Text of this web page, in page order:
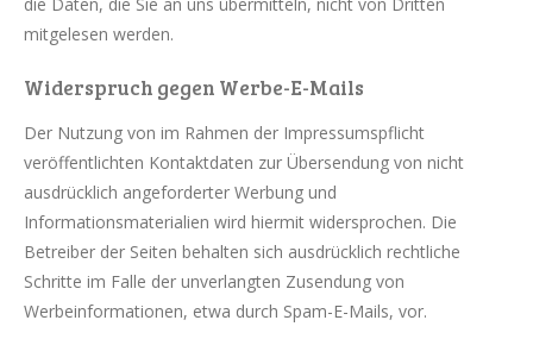
mitgelesen werden.
Widerspruch gegen Werbe-E-Mails
Der Nutzung von im Rahmen der Impressumspflicht
veröffentlichten Kontaktdaten zur Übersendung von nicht
ausdrücklich angeforderter Werbung und
Informationsmaterialien wird hiermit widersprochen. Die
Betreiber der Seiten behalten sich ausdrücklich rechtliche
Schritte im Falle der unverlangten Zusendung von
Werbeinformationen, etwa durch Spam-E-Mails, vor.